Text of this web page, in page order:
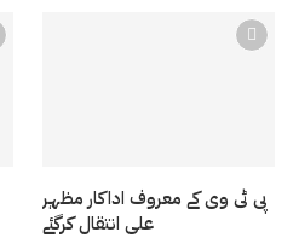
پی ٹی وی کے معروف اداکار مظہر
علی انتقال کرگئے